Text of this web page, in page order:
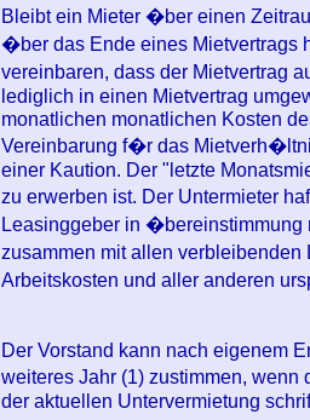
Bleibt ein Mieter �ber einen
�ber das Ende eines Mietvertrags
vereinbaren, dass der Mietvertrag
lediglich in einen Mietvertrag
monatlichen monatlichen Kosten
Vereinbarung f�r das
einer Kaution. Der "letzte
zu erwerben ist. Der Untermieter
Leasinggeber in
zusammen mit allen
Arbeitskosten und aller anderen
Der Vorstand kann nach eigenem
weiteres Jahr (1) zustimmen,
der aktuellen Untervermietung